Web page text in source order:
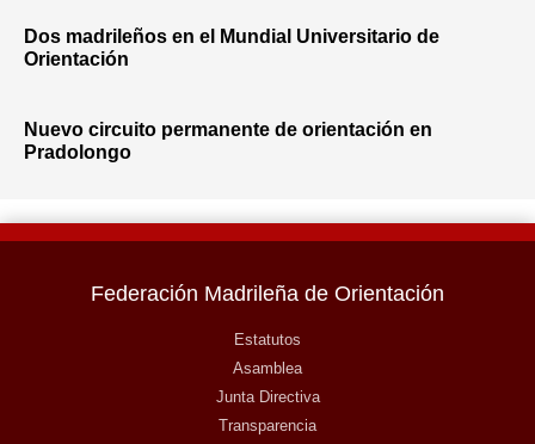
Dos madrileños en el Mundial Universitario de
Orientación
Nuevo circuito permanente de orientación en
Pradolongo
Federación Madrileña de Orientación
Estatutos
Asamblea
Junta Directiva
Transparencia